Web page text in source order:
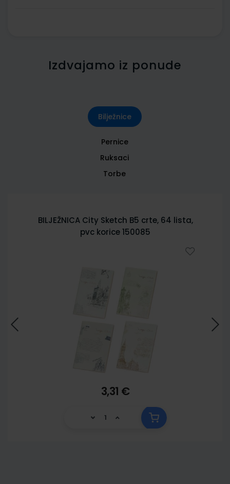
Izdvajamo iz ponude
Bilježnice
Pernice
Ruksaci
Torbe
BILJEŽNICA City Sketch B5 crte, 64 lista,
pvc korice 150085
3,31 €